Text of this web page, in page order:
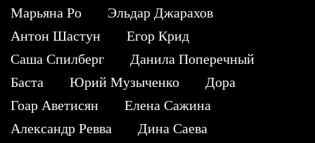
Марьяна Ро
Эльдар Джарахов
Антон Шастун
Егор Крид
Саша Спилберг
Данила Поперечный
Баста
Юрий Музыченко
Дора
Гоар Аветисян
Елена Сажина
Александр Ревва
Дина Саева